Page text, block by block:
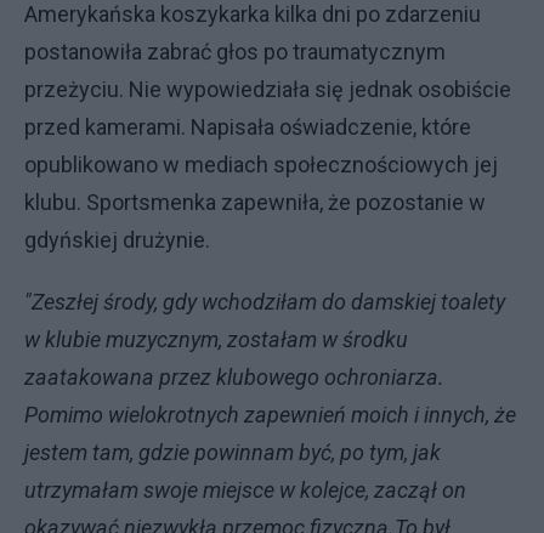
Amerykańska koszykarka kilka dni po zdarzeniu
postanowiła zabrać głos po traumatycznym
przeżyciu. Nie wypowiedziała się jednak osobiście
przed kamerami. Napisała oświadczenie, które
opublikowano w mediach społecznościowych jej
klubu. Sportsmenka zapewniła, że pozostanie w
gdyńskiej drużynie.
"Zeszłej środy, gdy wchodziłam do damskiej toalety
w klubie muzycznym, zostałam w środku
zaatakowana przez klubowego ochroniarza.
Pomimo wielokrotnych zapewnień moich i innych, że
jestem tam, gdzie powinnam być, po tym, jak
utrzymałam swoje miejsce w kolejce, zaczął on
okazywać niezwykłą przemoc fizyczną.To był